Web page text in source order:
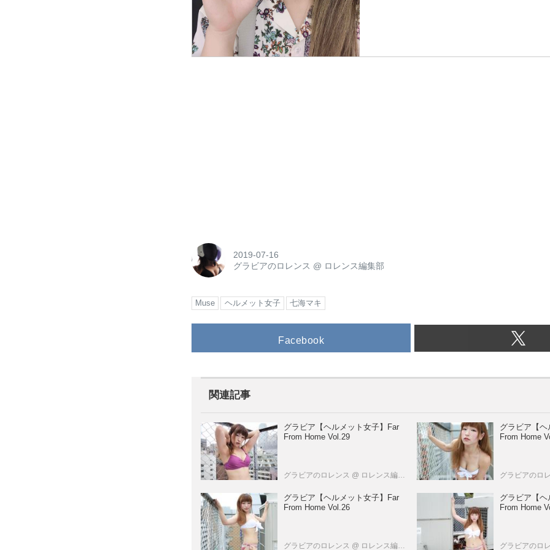
2019-07-16
グラビアのロレンス @ ロレンス編集部
Muse ヘルメット女子 七海マキ
Facebook
関連記事
グラビア【ヘルメット女子】Far
From Home Vol.29
グラビアのロレンス @ ロレンス編集部
グラビア【
From Home
グラビアのロ
グラビア【ヘルメット女子】Far
From Home Vol.26
グラビアのロレンス @ ロレンス編集部
グラビア【
From Home
グラビアのロ